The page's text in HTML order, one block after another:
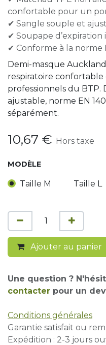
confortable pour un
✔ Sangle souple et
✔ Soupape
✔ Conforme à la norme
Demi-masque
respiratoire
professionnels du BTP.
ajustable, norme EN
séparément.
10,67 € Hors taxe
MODÈLE
Taille M Taille L
Ajouter au panier
Une question ?
contacter pour un
Conditions générales
Garantie satisfait ou
Expédition : 2-3 jours